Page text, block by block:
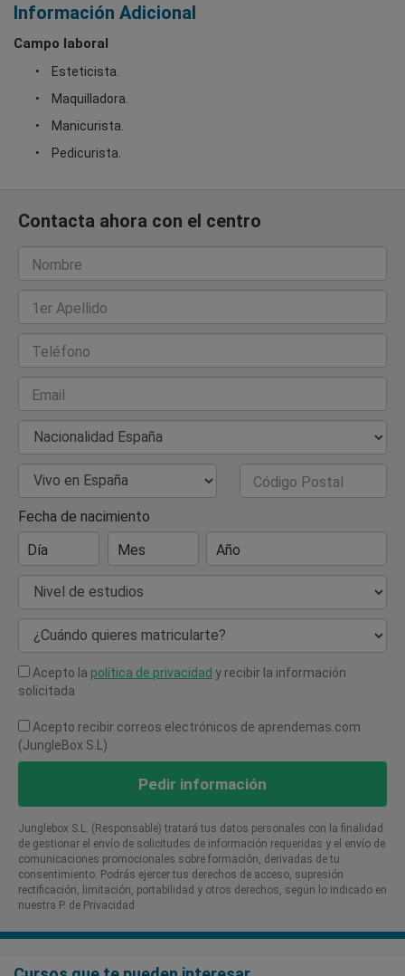
Información Adicional
Campo laboral
Esteticista.
Maquilladora.
Manicurista.
Pedicurista.
Contacta ahora con el centro
Nombre
1er Apellido
Teléfono
Email
Nacionalidad
País de Residencia
Código Postal
Fecha de nacimiento
Día
Mes Año
Nivel de estudios
¿Cuándo quieres matricularte?
Acepto la política de privacidad y recibir la información
solicitada
Acepto recibir correos electrónicos de aprendemas.com
(JungleBox S.L)
Pedir información
Junglebox S.L. (Responsable) tratará tus datos personales con la finalidad
de gestionar el envío de solicitudes de información requeridas y el envío de
comunicaciones promocionales sobre formación, derivadas de tu
consentimiento. Podrás ejercer tus derechos de acceso, supresión
rectificación, limitación, portabilidad y otros derechos, según lo indicado en
nuestra P. de Privacidad​